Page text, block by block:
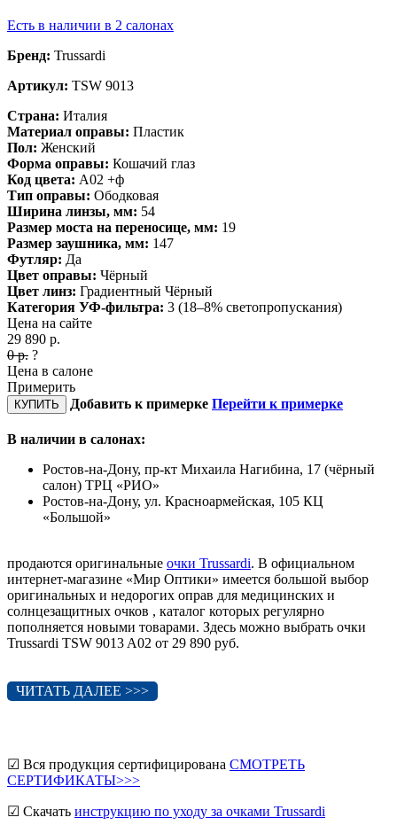
Есть в наличии в 2 салонах
Бренд: Trussardi
Артикул: TSW 9013
Страна: Италия
Материал оправы: Пластик
Пол: Женский
Форма оправы: Кошачий глаз
Код цвета: A02 +ф
Тип оправы: Ободковая
Ширина линзы, мм: 54
Размер моста на переносице, мм: 19
Размер заушника, мм: 147
Футляр: Да
Цвет оправы: Чёрный
Цвет линз: Градиентный Чёрный
Категория УФ-фильтра: 3 (18–8% светопропускания)
Цена на сайте
29 890 р.
0р. ?
Цена в салоне
Примерить
КУПИТЬ Добавить к примерке Перейти к примерке
В наличии в салонах:
Ростов-на-Дону, пр-кт Михаила Нагибина, 17 (чёрный
салон) ТРЦ «РИО»
Ростов-на-Дону, ул. Красноармейская, 105 КЦ
«Большой»
продаются оригинальные очки Trussardi. В официальном
интернет-магазине «Мир Оптики» имеется большой выбор
оригинальных и недорогих оправ для медицинских и
солнцезащитных очков , каталог которых регулярно
пополняется новыми товарами. Здесь можно выбрать очки
Trussardi TSW 9013 A02 от 29 890 руб.
ЧИТАТЬ ДАЛЕЕ >>>
☑ Вся продукция сертифицирована СМОТРЕТЬ
СЕРТИФИКАТЫ>>>
☑ Скачать инструкцию по уходу за очками Trussardi